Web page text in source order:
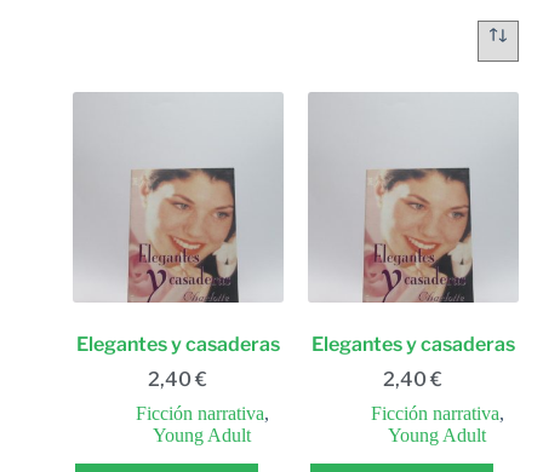
Elegantes y casaderas
2,40€
Ficción narrativa,
Young Adult
Elegantes y casaderas
2,40€
Ficción narrativa,
Young Adult